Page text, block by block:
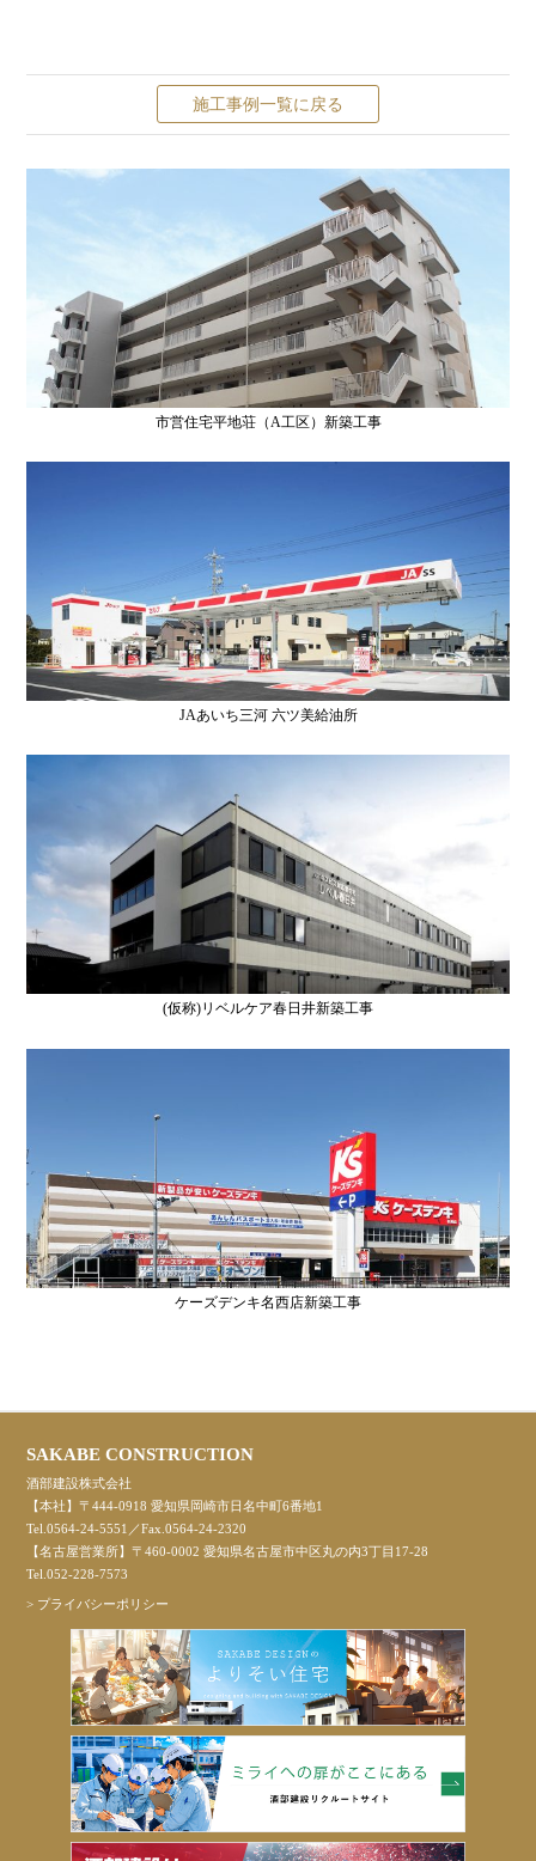
施工事例一覧に戻る
市営住宅平地荘（A工区）新築工事
JAあいち三河 六ツ美給油所
(仮称)リベルケア春日井新築工事
ケーズデンキ名西店新築工事
SAKABE CONSTRUCTION
酒部建設株式会社
【本社】〒444-0918 愛知県岡崎市日名中町6番地1
Tel.0564-24-5551／Fax.0564-24-2320
【名古屋営業所】〒460-0002 愛知県名古屋市中区丸の内3丁目17-28
Tel.052-228-7573
> プライバシーポリシー